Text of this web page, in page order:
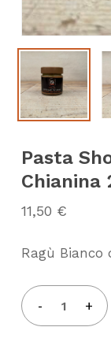
Pasta
Chianina
11,50 €
Ragù Bianco